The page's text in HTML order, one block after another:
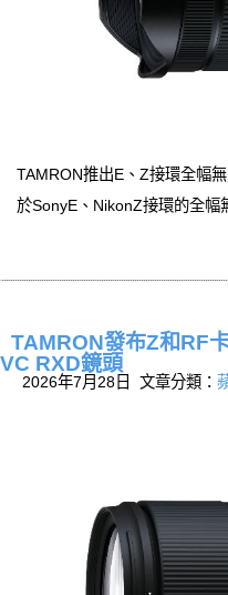
TAMRON推出E、Z接環全幅
於SonyE、NikonZ接環的全幅
TAMRON發布Z和RF
VC RXD鏡頭
2026年7月28日 文章分類：